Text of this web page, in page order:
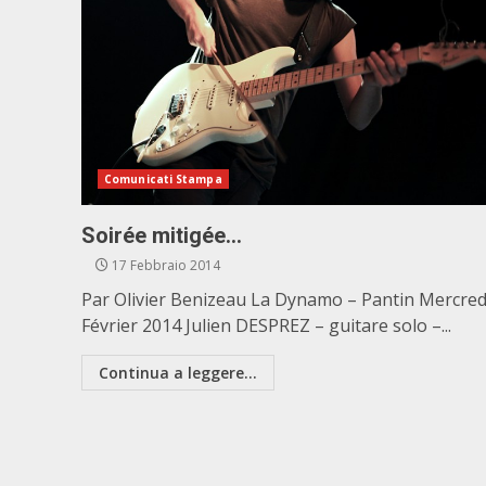
Comunicati Stampa
Soirée mitigée…
17 Febbraio 2014
Par Olivier Benizeau La Dynamo – Pantin
Février 2014 Julien DESPREZ – guitare solo –...
Continua a leggere...